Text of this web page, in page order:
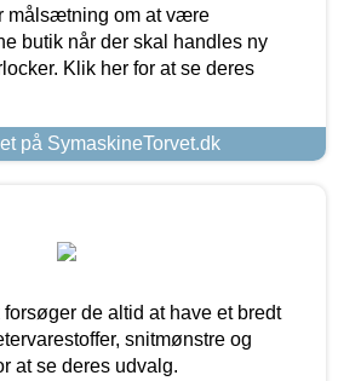
målsætning om at være
butik når der skal handles ny
Klik her for at se deres
på SymaskineTorvet.dk
de altid at have et bredt
snitmønstre og
at se deres udvalg.